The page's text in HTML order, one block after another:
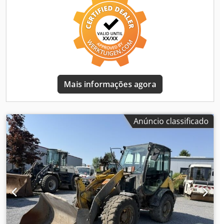
perito independente 64 pontos de inspeção: 60 aprovados
✅ 4 imperfeições ℹ️ 0 defeitos ⚠️ 📌 Comentário do inspetor:
Não foram encontrados defeitos além de pequenas
imperfeições. A máquina apresenta excelente
desempenho do motor e das bombas, sem folgas em
nenhum componente. A escavadora é vendida com uma
concha universal, o martelo não está incluído. 📄 Quer ver
a inspeção completa, fotos adicionais ou um vídeo? Dica: a
referência "40672 Equippo" é frequentemente usada para
buscar mais detalhes online. 💡 Porque esta máquina e o
profissionais ✔ Entrega no local de trabalho disponível
Chjdpfx Ajy Dhdljkqja ✔ Garantia de devolução do dinheiro
✔ Opções de pagamento seguras e flexíveis 🔄 A
considerar outras opções de equipamentos? Oferecemos
ferramentas e recursos úteis para todos os proprietários e
operadores de máquinas – facilmente acessíveis na nossa
plataforma.
Mais informações agora
Anúncio classificado